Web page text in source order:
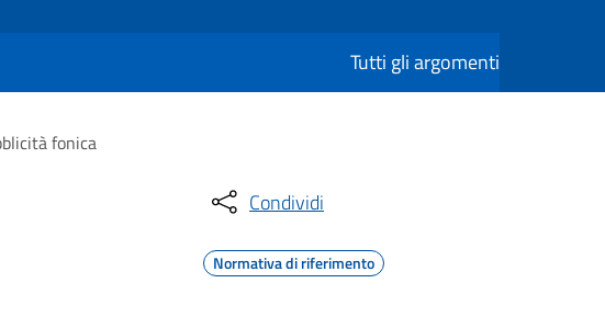
Tutti gli argomenti
fonica
Condividi
Normativa di riferimento